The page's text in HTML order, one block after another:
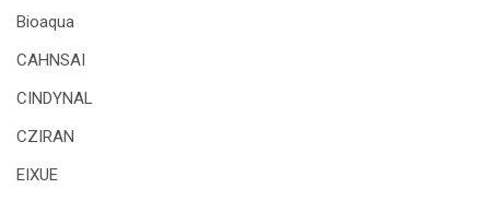
Bioaqua
CAHNSAI
CINDYNAL
CZIRAN
EIXUE